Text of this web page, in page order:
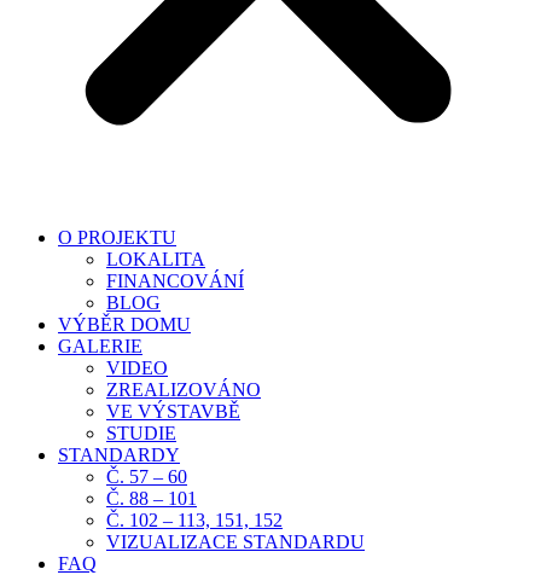
O PROJEKTU
LOKALITA
FINANCOVÁNÍ
BLOG
VÝBĚR DOMU
GALERIE
VIDEO
ZREALIZOVÁNO
VE VÝSTAVBĚ
STUDIE
STANDARDY
Č. 57 – 60
Č. 88 – 101
Č. 102 – 113, 151, 152
VIZUALIZACE STANDARDU
FAQ